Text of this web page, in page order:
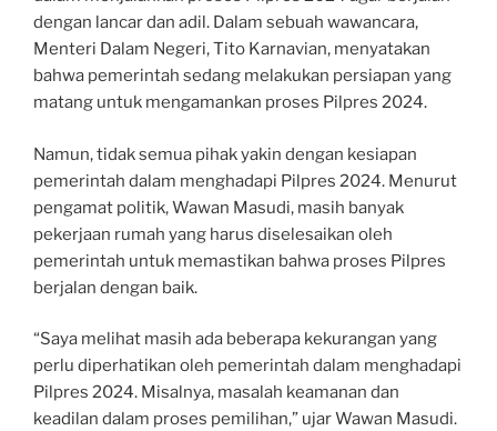
dengan lancar dan adil. Dalam sebuah wawancara,
Menteri Dalam Negeri, Tito Karnavian, menyatakan
bahwa pemerintah sedang melakukan persiapan yang
matang untuk mengamankan proses Pilpres 2024.
Namun, tidak semua pihak yakin dengan kesiapan
pemerintah dalam menghadapi Pilpres 2024. Menurut
pengamat politik, Wawan Masudi, masih banyak
pekerjaan rumah yang harus diselesaikan oleh
pemerintah untuk memastikan bahwa proses Pilpres
berjalan dengan baik.
“Saya melihat masih ada beberapa kekurangan yang
perlu diperhatikan oleh pemerintah dalam menghadapi
Pilpres 2024. Misalnya, masalah keamanan dan
keadilan dalam proses pemilihan,” ujar Wawan Masudi.